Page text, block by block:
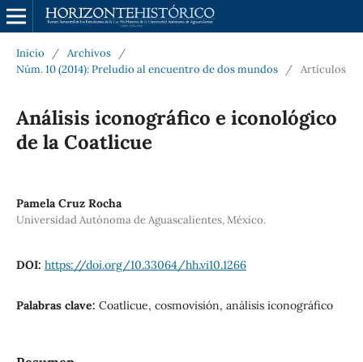
Inicio / Archivos
/
Núm. 10 (2014): Preludio al encuentro de dos mundos
/ Artículos
Análisis iconográfico e iconológico
de la Coatlicue
Pamela Cruz Rocha
Universidad Autónoma de Aguascalientes, México.
DOI: https://doi.org/10.33064/hh.vi10.1266
Palabras clave: Coatlicue, cosmovisión, análisis iconográfico